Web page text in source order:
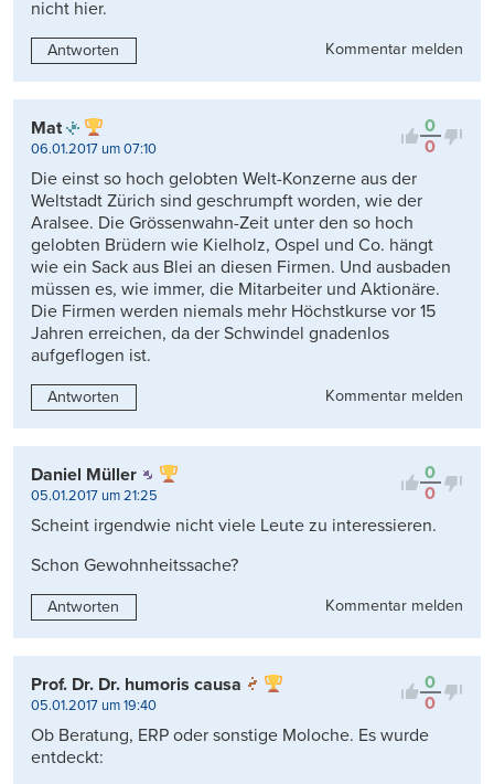
nicht hier.
Antworten Kommentar melden
0
0
Mat
06.01.2017 um 07:10
Die einst so hoch gelobten Welt-Konzerne aus der
Weltstadt Zürich sind geschrumpft worden, wie der
Aralsee. Die Grössenwahn-Zeit unter den so hoch
gelobten Brüdern wie Kielholz, Ospel und Co. hängt
wie ein Sack aus Blei an diesen Firmen. Und ausbaden
müssen es, wie immer, die Mitarbeiter und Aktionäre.
Die Firmen werden niemals mehr Höchstkurse vor 15
Jahren erreichen, da der Schwindel gnadenlos
aufgeflogen ist.
Antworten Kommentar melden
0
0
Daniel Müller
05.01.2017 um 21:25
Scheint irgendwie nicht viele Leute zu interessieren.
Schon Gewohnheitssache?
Antworten Kommentar melden
0
0
Prof. Dr. Dr. humoris causa
05.01.2017 um 19:40
Ob Beratung, ERP oder sonstige Moloche. Es wurde
entdeckt: